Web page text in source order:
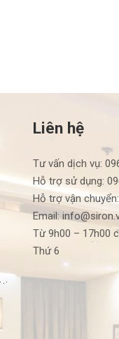
Liên hệ
Tư vấn dịch vụ:
Hỗ trợ sử dụng:
Hỗ trợ vận
Email:
Từ 9h00 – 17h00
Thứ 6